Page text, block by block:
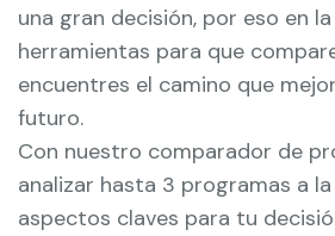
una gran decisión, por eso en
herramientas para que
encuentres el camino que
futuro.
Con nuestro comparador de
analizar hasta 3 programas a
aspectos claves para tu